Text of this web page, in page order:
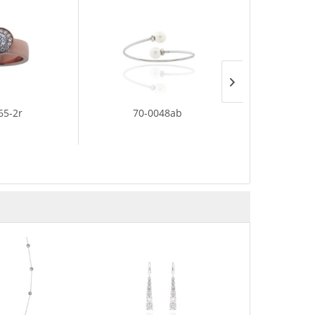
2r 70-0048ab